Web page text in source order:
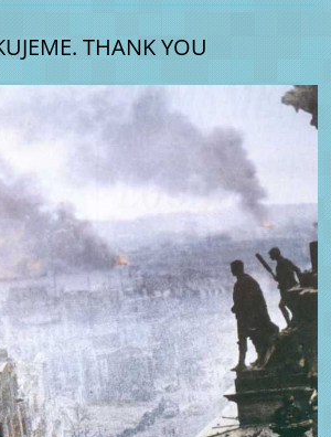
THANK YOU